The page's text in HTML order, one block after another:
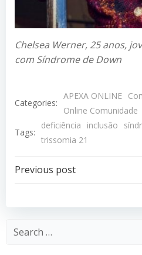
Chelsea Werner, 25 anos,
com Síndrome de Down
Categories:
APEXA ONLINE
Online Comunidade
Tags:
deficiência inclusão
trissomia 21
Post
navigation
Previous post